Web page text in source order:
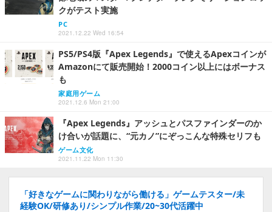
クがテスト実施
PC
2021.12.22 Wed 16:54
PS5/PS4版『Apex Legends』で使えるApexコインが
Amazonにて販売開始！2000コイン以上にはボーナス
も
家庭用ゲーム
2021.12.6 Mon 21:00
『Apex Legends』アッシュとパスファインダーのか
け合いが話題に、“元カノ”にぞっこんな特殊セリフも
ゲーム文化
2021.11.22 Mon 11:30
「好きなゲームに関わりながら働ける」ゲームテスター/未
経験OK/研修あり/シンプル作業/20~30代活躍中